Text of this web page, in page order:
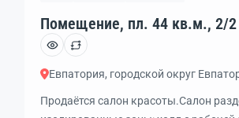
Помещение, пл. 44 кв.м., 2/2 эт.,
452628
Евпатория, городской округ
Продаётся салон красоты.Салон